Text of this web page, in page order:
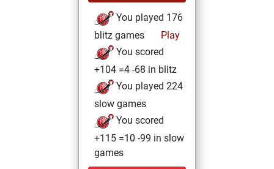
You played 176
blitz games
Play
You scored
+104 =4 -68 in blitz
You played 224
slow games
You scored
+115 =10 -99 in slow
games